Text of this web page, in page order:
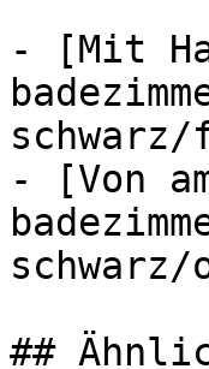
- [Mit
- [Von
##